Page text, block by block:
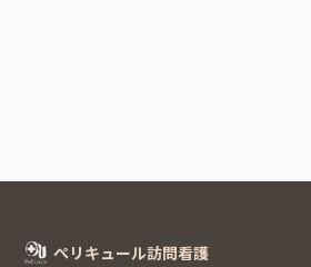
ぺリキュール訪問看護